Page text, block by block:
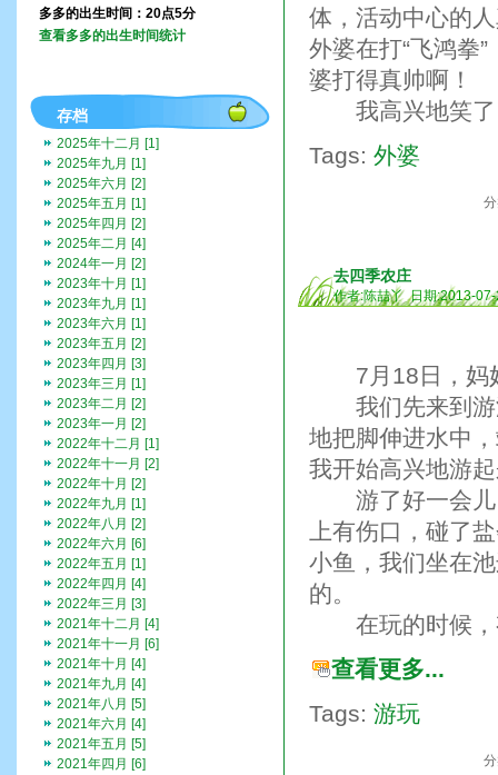
体，活动中心的
外婆在打“飞鸿拳
婆打得真帅啊！
我高兴地笑了
Tags: 外婆
去四季农庄
作者:陈喆丫 日期:2013-
7月18日，妈妈
我们先来到游
地把脚伸进水中
我开始高兴地游
游了好一会儿
上有伤口，碰了
小鱼，我们坐在
的。
在玩的时候，
查看更多...
Tags: 游玩
多多的出生时间：20点5分
查看多多的出生时间统计
存档
2025年十二月 [1]
2025年九月 [1]
2025年六月 [2]
2025年五月 [1]
2025年四月 [2]
2025年二月 [4]
2024年一月 [2]
2023年十月 [1]
2023年九月 [1]
2023年六月 [1]
2023年五月 [2]
2023年四月 [3]
2023年三月 [1]
2023年二月 [2]
2023年一月 [2]
2022年十二月 [1]
2022年十一月 [2]
2022年十月 [2]
2022年九月 [1]
2022年八月 [2]
2022年六月 [6]
2022年五月 [1]
2022年四月 [4]
2022年三月 [3]
2021年十二月 [4]
2021年十一月 [6]
2021年十月 [4]
2021年九月 [4]
2021年八月 [5]
2021年六月 [4]
2021年五月 [5]
2021年四月 [6]